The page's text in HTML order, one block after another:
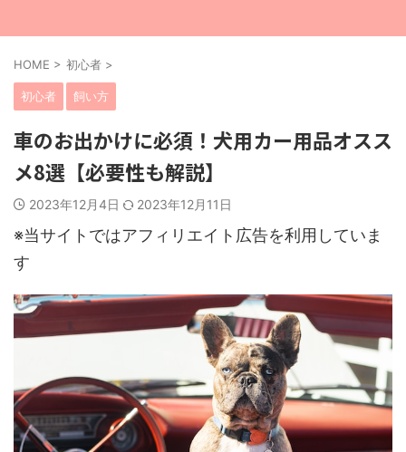
HOME > 初心者 >
初心者 飼い方
車のお出かけに必須！犬用カー用品オスス
メ8選【必要性も解説】
2023年12月4日 2023年12月11日
※当サイトではアフィリエイト広告を利用していま
す